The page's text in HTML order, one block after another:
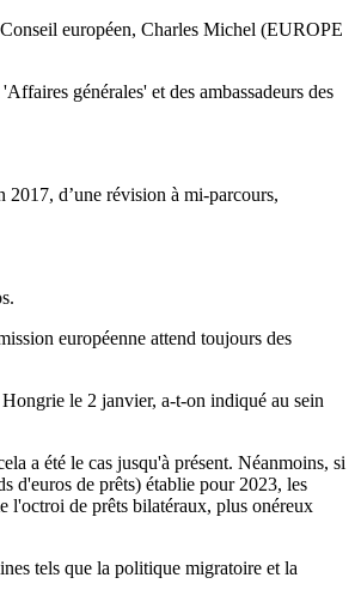
européen, Charles Michel (EUROPE
générales' et des ambassadeurs des
2017, d’une révision à mi-parcours,
européenne attend toujours des
le 2 janvier, a-t-on indiqué au sein
a été le cas jusqu'à présent. Néanmoins, si
d'euros de prêts) établie pour 2023, les
l'octroi de prêts bilatéraux, plus onéreux
tels que la politique migratoire et la